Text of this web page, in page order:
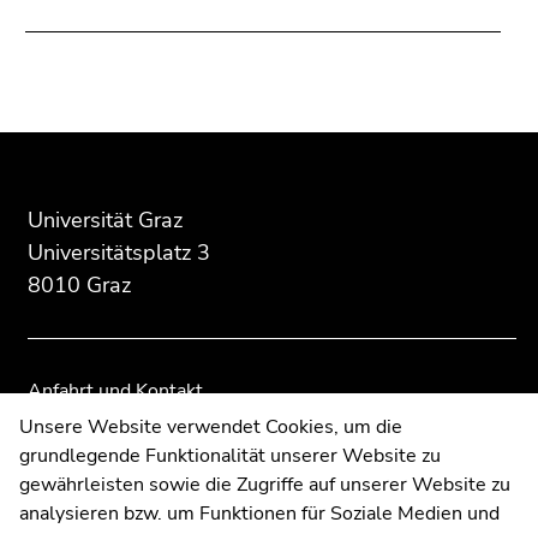
des
Universität Graz
Universitätsplatz 3
8010 Graz
Anfahrt und Kontakt
Kommunikation und Öffentlichkeitsarbeit
Moodle
UNIGRAZonline
Impressum
dieses
Übersicht
Seitenbereiche
dieses
Übersicht
Seitenbereiche
Unsere Website verwendet Cookies, um die
grundlegende Funktionalität unserer Website zu
gewährleisten sowie die Zugriffe auf unserer Website zu
analysieren bzw. um Funktionen für Soziale Medien und